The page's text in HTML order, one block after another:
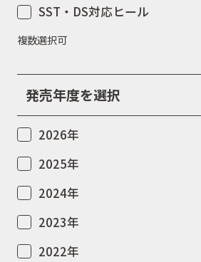
SST・DS対応ヒール
複数選択可
発売年度を選択
2026年
2025年
2024年
2023年
2022年